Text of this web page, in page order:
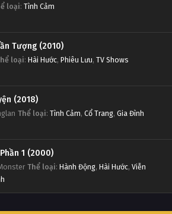
loại: Tình Cảm
Tượng (2010)
loại: Hài Hước, Phiêu Lưu, TV Shows
(2018)
Thể loại: Tình Cảm, Cổ Trang, Gia Đình
Vua Trò Chơi Phần 1 (2000)
Thể loại: Hành Động, Hài Hước, Viễn